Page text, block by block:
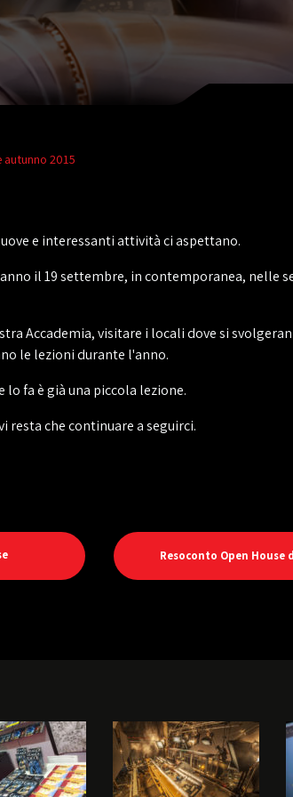
autunno 2015
e interessanti attività ci aspettano.
il 19 settembre, in contemporanea, nelle
Accademia, visitare i locali dove si
le lezioni durante l'anno.
fa è già una piccola lezione.
resta che continuare a seguirci.
Resoconto Open House